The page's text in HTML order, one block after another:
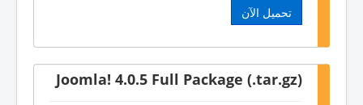
تحميل الآن
Joomla! 4.0.5 Full Package (.tar.gz)